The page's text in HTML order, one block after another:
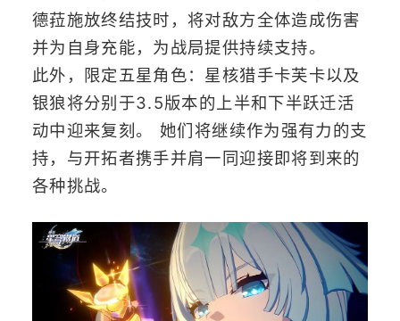
德菈施放终结技时，将对敌方全体造成伤害
并为自身充能，为战局提供持续支持。
此外，限定五星角色：星核猎手卡芙卡以及
银狼将分别于3.5版本的上半和下半跃迁活
动中迎来复刻。 她们将继续作为强有力的支
持，与开拓者携手并肩一同迎接即将到来的
各种挑战。